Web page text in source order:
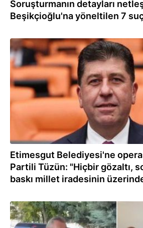
Soruşturmanın detayları
Beşikçioğlu'na yöneltilen 7
30.07.2026
Etimesgut Belediyesi'ne
Partili Tüzün: "Hiçbir gözaltı,
baskı millet iradesinin
30.07.2026